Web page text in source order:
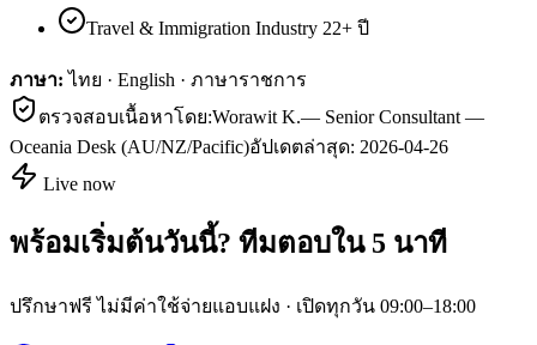
Travel & Immigration Industry 22+ ปี
ภาษา: ไทย · English · ภาษาราชการ
ตรวจสอบเนื้อหาโดย:Worawit K.— Senior Consultant —
Oceania Desk (AU/NZ/Pacific)อัปเดตล่าสุด: 2026-04-26
Live now
พร้อมเริ่มต้นวันนี้? ทีมตอบใน 5 นาที
ปรึกษาฟรี ไม่มีค่าใช้จ่ายแอบแฝง · เปิดทุกวัน 09:00–18:00